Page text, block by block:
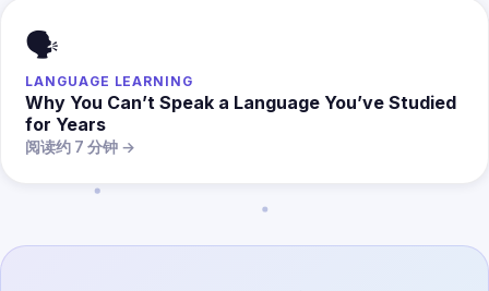
🗣️
LANGUAGE LEARNING
Why You Can’t Speak a Language You’ve Studied
for Years
阅读约 7 分钟 →